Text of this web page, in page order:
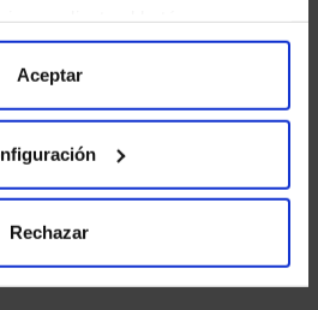
nuestraPolítica
Aceptar
Rechazar